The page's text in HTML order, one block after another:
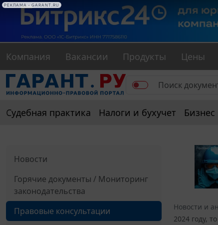
Компания Вакансии Продукты Цены
Судебная практика Налоги и бухучет Бизнес
Новости
Горячие документы / Мониторинг
законодательства
Правовые консультации
Новости и
2024 году,
РЕКЛАМА • GARANT.RU